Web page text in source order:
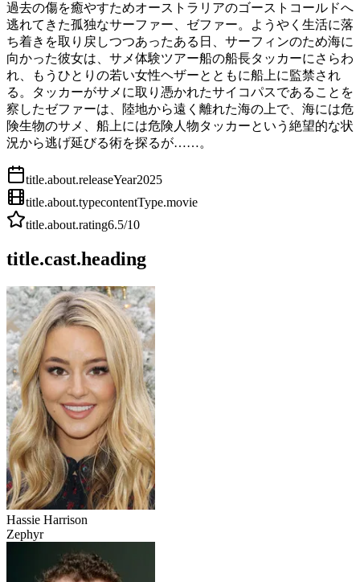
過去の傷を癒やすためオーストラリアのゴーストコールドへ
逃れてきた孤独なサーファー、ゼファー。ようやく生活に落
ち着きを取り戻しつつあったある日、サーフィンのため海に
向かった彼女は、サメ体験ツアー船の船長タッカーにさらわ
れ、もうひとりの若い女性ヘザーとともに船上に監禁され
る。タッカーがサメに取り憑かれたサイコパスであることを
察したゼファーは、陸地から遠く離れた海の上で、海には危
険生物のサメ、船上には危険人物タッカーという絶望的な状
況から逃げ延びる術を探るが……。
title.about.releaseYear2025
title.about.typecontentType.movie
title.about.rating6.5/10
title.cast.heading
Hassie Harrison
Zephyr